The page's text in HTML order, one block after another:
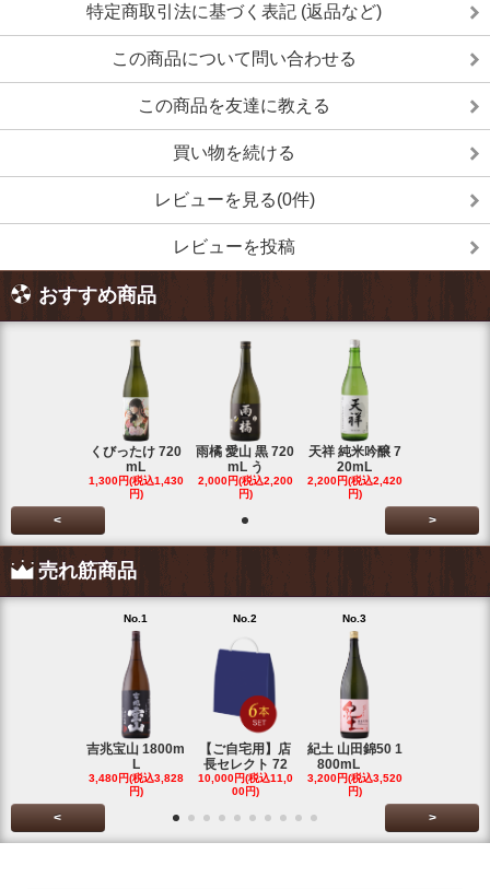
特定商取引法に基づく表記 (返品など)
この商品について問い合わせる
この商品を友達に教える
買い物を続ける
レビューを見る(0件)
レビューを投稿
おすすめ商品
くびったけ 720
mL
1,300円(税込1,430
円)
雨橘 愛山 黒 720
mL う
2,000円(税込2,200
円)
天祥 純米吟醸 7
20mL
2,200円(税込2,420
円)
< >
売れ筋商品
No.1
吉兆宝山 1800m
L
3,480円(税込3,828
円)
No.2
【ご自宅用】店
長セレクト 72
10,000円(税込11,0
00円)
No.3
紀土 山田錦50 1
800mL
3,200円(税込3,520
円)
< >